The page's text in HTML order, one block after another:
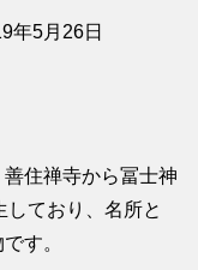
年5月26日
住禅寺から冨士神
ており、名所と
す。